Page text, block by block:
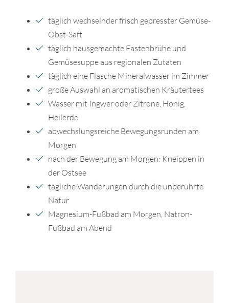
täglich wechselnder frisch gepresster Gemüse-
Obst-Saft
täglich hausgemachte Fastenbrühe und
Gemüsesuppe aus regionalen Zutaten
täglich eine Flasche Mineralwasser im Zimmer
große Auswahl an aromatischen Kräutertees
Wasser mit Ingwer oder Zitrone, Honig,
Heilerde
abwechslungsreiche Bewegungsrunden am
Morgen
nach der Bewegung am Morgen: Kneippen in
der Ostsee
tägliche Wanderungen durch die unberührte
Natur
Magnesium-Fußbad am Morgen, Natron-
Fußbad am Abend